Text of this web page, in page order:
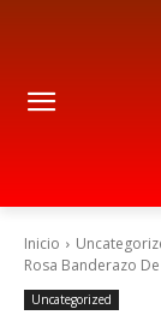
Inicio
Rosa Banderazo
Uncategorized